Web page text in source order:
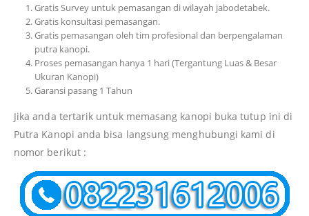
Gratis Survey untuk pemasangan di wilayah jabodetabek.
Gratis konsultasi pemasangan.
Gratis pemasangan oleh tim profesional dan berpengalaman
putra kanopi.
Proses pemasangan hanya 1 hari (Tergantung Luas & Besar
Ukuran Kanopi)
Garansi pasang 1 Tahun
Jika anda tertarik untuk memasang kanopi buka tutup ini di
Putra Kanopi anda bisa langsung menghubungi kami di
nomor berikut :